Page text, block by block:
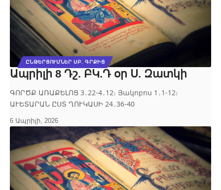
ԸՆԹԵՐՑՈՒՄՆԵՐ ՍԲ. ԳՐՔԻՑ
Ապրիլի 8 Դշ. ԲԿ.Դ օր Ս. Զատկի
ԳՈՐԾՔ ԱՌԱՔԵԼՈՑ 3․22-4․12։ Յակոբոս 1․1-12։
ԱՒԵՏԱՐԱՆ ԸՍՏ ՂՈՒԿԱՍԻ 24․36-40
6 Ապրիլի, 2026